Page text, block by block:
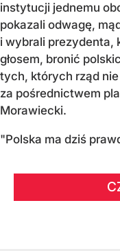
instytucji jednemu
pokazali odwagę,
i wybrali prezydenta,
głosem, bronić
tych, których rząd nie
za pośrednictwem
Morawiecki.
"Polska ma dziś